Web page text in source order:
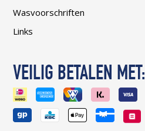
Wasvoorschriften
Links
VEILIG BETALEN MET: